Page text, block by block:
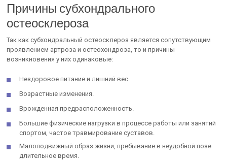
Причины субхондрального
остеосклероза
Так как субхондральный остеосклероз является сопутствующим
проявлением артроза и остеохондроза, то и причины
возникновения у них одинаковые:
Нездоровое питание и лишний вес.
Возрастные изменения.
Врожденная предрасположенность.
Большие физические нагрузки в процессе работы или занятий
спортом, частое травмирование суставов.
Малоподвижный образ жизни, пребывание в неудобной позе
длительное время.